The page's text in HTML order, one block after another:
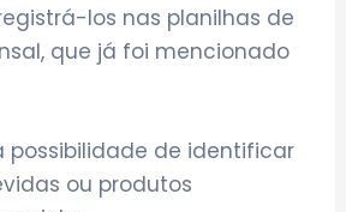
los nas planilhas de
que já foi mencionado
possibilidade de identificar
ou produtos